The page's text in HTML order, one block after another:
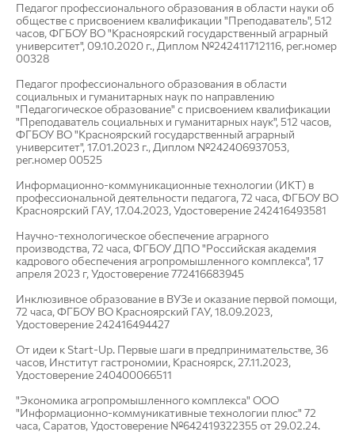
Педагог профессионального образования в области науки об
обществе с присвоением квалификации "Преподаватель", 512
часов, ФГБОУ ВО "Красноярский государственный аграрный
университет", 09.10.2020 г., Диплом №242411712116, рег.номер
00328
Педагог профессионального образования в области
социальных и гуманитарных наук по направлению
"Педагогическое образование" с присвоением квалификации
"Преподаватель социальных и гуманитарных наук", 512 часов,
ФГБОУ ВО "Красноярский государственный аграрный
университет", 17.01.2023 г., Диплом №242406937053,
рег.номер 00525
Информационно-коммуникационные технологии (ИКТ) в
профессиональной деятельности педагога, 72 часа, ФГБОУ ВО
Красноярский ГАУ, 17.04.2023, Удостоверение 242416493581
Научно-технологическое обеспечение аграрного
производства, 72 часа, ФГБОУ ДПО "Российская академия
кадрового обеспечения агропромышленного комплекса", 17
апреля 2023 г, Удостоверение 772416683945
Инклюзивное образование в ВУЗе и оказание первой помощи,
72 часа, ФГБОУ ВО Красноярский ГАУ, 18.09.2023,
Удостоверение 242416494427
От идеи к Start-Up. Первые шаги в предпринимательстве, 36
часов, Институт гастрономии, Красноярск, 27.11.2023,
Удостоверение 240400066511
"Экономика агропромышленного комплекса" ООО
"Информационно-коммуникативные технологии плюс" 72
часа, Саратов, Удостоверение №642419322355 от 29.02.24.